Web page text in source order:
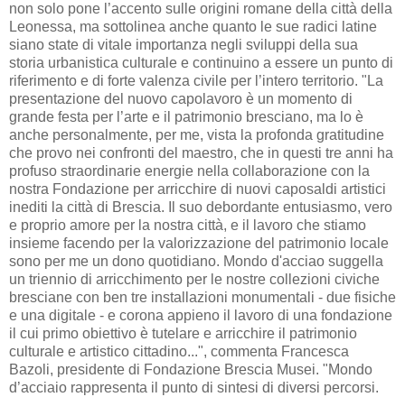
non solo pone l’accento sulle origini romane della città della
Leonessa, ma sottolinea anche quanto le sue radici latine
siano state di vitale importanza negli sviluppi della sua
storia urbanistica culturale e continuino a essere un punto di
riferimento e di forte valenza civile per l’intero territorio. "La
presentazione del nuovo capolavoro è un momento di
grande festa per l’arte e il patrimonio bresciano, ma lo è
anche personalmente, per me, vista la profonda gratitudine
che provo nei confronti del maestro, che in questi tre anni ha
profuso straordinarie energie nella collaborazione con la
nostra Fondazione per arricchire di nuovi caposaldi artistici
inediti la città di Brescia. Il suo debordante entusiasmo, vero
e proprio amore per la nostra città, e il lavoro che stiamo
insieme facendo per la valorizzazione del patrimonio locale
sono per me un dono quotidiano. Mondo d'acciao suggella
un triennio di arricchimento per le nostre collezioni civiche
bresciane con ben tre installazioni monumentali - due fisiche
e una digitale - e corona appieno il lavoro di una fondazione
il cui primo obiettivo è tutelare e arricchire il patrimonio
culturale e artistico cittadino...", commenta Francesca
Bazoli, presidente di Fondazione Brescia Musei. "Mondo
d’acciaio rappresenta il punto di sintesi di diversi percorsi.